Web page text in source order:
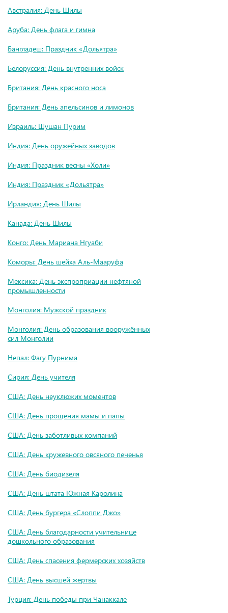
Австралия: День Шилы
Аруба: День флага и гимна
Бангладеш: Праздник «Дольятра»
Белоруссия: День внутренних войск
Британия: День красного носа
Британия: День апельсинов и лимонов
Израиль: Шушан Пурим
Индия: День оружейных заводов
Индия: Праздник весны «Холи»
Индия: Праздник «Дольятра»
Ирландия: День Шилы
Канада: День Шилы
Конго: День Мариана Нгуаби
Коморы: День шейха Аль-Мааруфа
Мексика: День экспроприации нефтяной
промышленности
Монголия: Мужской праздник
Монголия: День образования вооружённых
сил Монголии
Непал: Фагу Пурнима
Сирия: День учителя
США: День неуклюжих моментов
США: День прощения мамы и папы
США: День заботливых компаний
США: День кружевного овсяного печенья
США: День биодизеля
США: День штата Южная Каролина
США: День бургера «Слоппи Джо»
США: День благодарности учительнице
дошкольного образования
США: День спасения фермерских хозяйств
США: День высшей жертвы
Турция: День победы при Чанаккале